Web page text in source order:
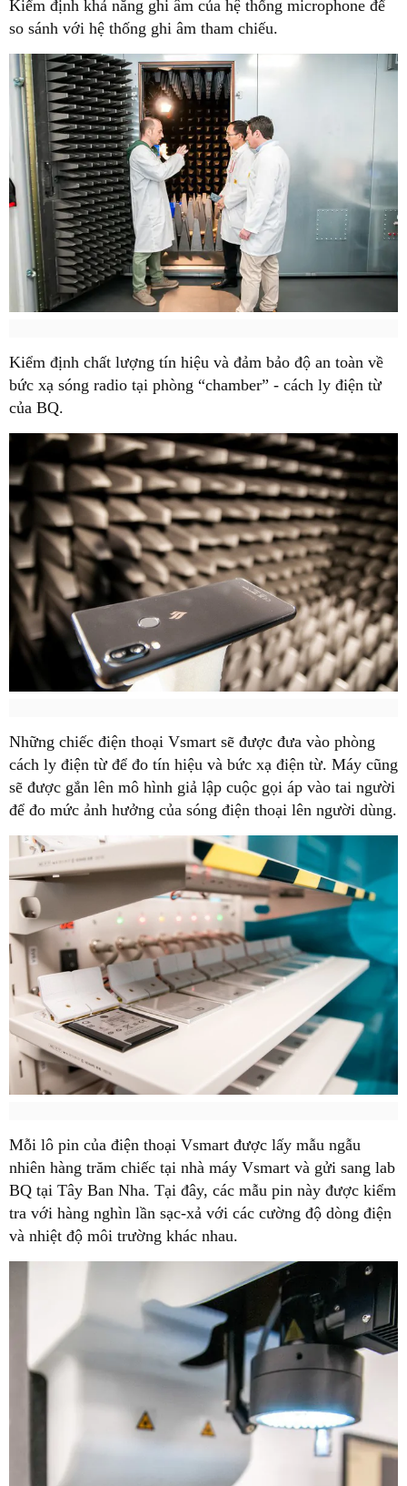
Kiểm định khả năng ghi âm của hệ thống microphone để
so sánh với hệ thống ghi âm tham chiếu.
Kiểm định chất lượng tín hiệu và đảm bảo độ an toàn về
bức xạ sóng radio tại phòng “chamber” - cách ly điện từ
của BQ.
Những chiếc điện thoại Vsmart sẽ được đưa vào phòng
cách ly điện từ để đo tín hiệu và bức xạ điện từ. Máy cũng
sẽ được gắn lên mô hình giả lập cuộc gọi áp vào tai người
để đo mức ảnh hưởng của sóng điện thoại lên người dùng.
Mỗi lô pin của điện thoại Vsmart được lấy mẫu ngẫu
nhiên hàng trăm chiếc tại nhà máy Vsmart và gửi sang lab
BQ tại Tây Ban Nha. Tại đây, các mẫu pin này được kiểm
tra với hàng nghìn lần sạc-xả với các cường độ dòng điện
và nhiệt độ môi trường khác nhau.